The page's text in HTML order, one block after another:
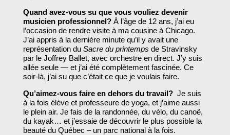
Quand avez-vous su que vous vouliez devenir
musicien professionnel? À l’âge de 12 ans, j’ai eu
l’occasion de rendre visite à ma cousine à Chicago.
J’ai appris à la dernière minute qu’il y avait une
représentation du Sacre du printemps de Stravinsky
par le Joffrey Ballet, avec orchestre en direct. J’y suis
allée seule — et j’ai été complètement fascinée. Ce
soir-là, j’ai su que c’était ce que je voulais faire.
Qu’aimez-vous faire en dehors du travail? Je suis
à la fois élève et professeure de yoga, et j’aime aussi
le plein air. Je fais de la randonnée, du vélo, du canoë,
du kayak… et j’essaie de découvrir le plus possible la
beauté du Québec – un parc national à la fois.